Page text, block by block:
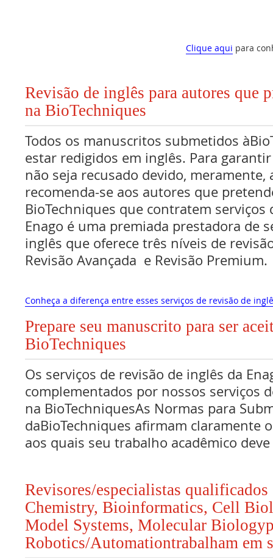
Clique aqui para
Revisão de inglês para autores que
na BioTechniques
Todos os manuscritos submetidos
estar redigidos em inglês. Para
não seja recusado devido, meramente,
recomenda-se aos autores que
BioTechniques que contratem serviços
Enago é uma premiada prestadora de
inglês que oferece três níveis de
Revisão Avançada e Revisão Premium.
Conheça a diferença entre esses serviços de revisão de
Prepare seu manuscrito para ser
BioTechniques
Os serviços de revisão de inglês da
complementados por nossos serviços
na BioTechniquesAs Normas para
daBioTechniques afirmam claramente
aos quais seu trabalho acadêmico
Revisores/especialistas
Chemistry, Bioinformatics, Cell
Model Systems, Molecular
Robotics/Automationtrabalham em